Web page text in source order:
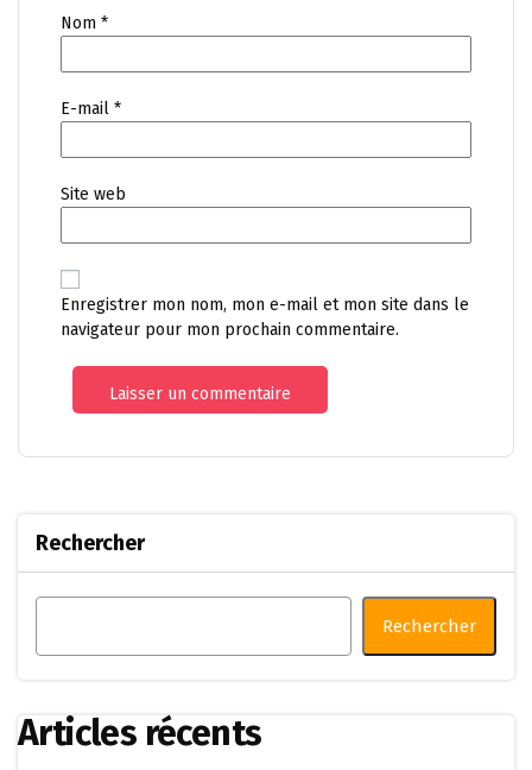
Nom *
E-mail *
Site web
Enregistrer mon nom, mon e-mail et mon site dans le
navigateur pour mon prochain commentaire.
Rechercher
Rechercher
Articles récents